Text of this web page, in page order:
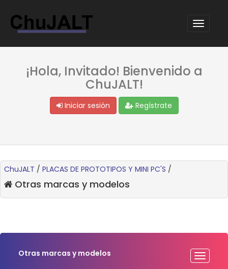
¡Hola, Invitado! Bienvenido a
ChuJALT!
Iniciar sesión Regístrate
ChuJALT / PLACAS DE PROTOTIPOS Y MINI PC'S /
Otras marcas y modelos
Otras marcas y modelos